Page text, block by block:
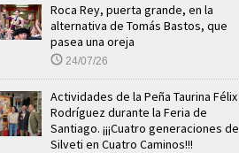
Roca Rey, puerta grande, en la
alternativa de Tomás Bastos, que
pasea una oreja
24/07/26
Actividades de la Peña Taurina Félix
Rodríguez durante la Feria de
Santiago. ¡¡¡Cuatro generaciones de
Silveti en Cuatro Caminos!!!